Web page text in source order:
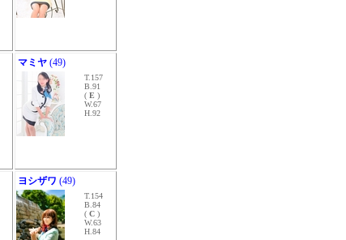
マミヤ (49)
T.157
B.91
( E )
W.67
H.92
ヨシザワ (49)
T.154
B.84
( C )
W.63
H.84